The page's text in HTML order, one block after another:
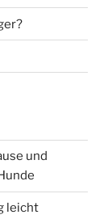
und
leicht